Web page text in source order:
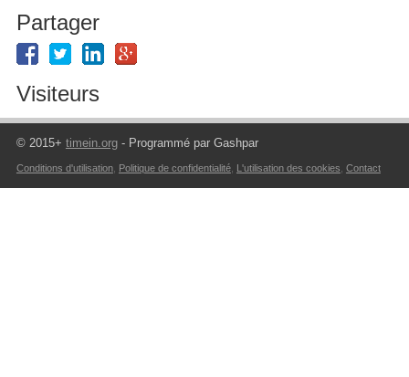
Partager
Visiteurs
© 2015+ timein.org- Programmé par Gashpar
Conditions d'utilisation, Politique de confidentialité, L'utilisation des cookies Contact